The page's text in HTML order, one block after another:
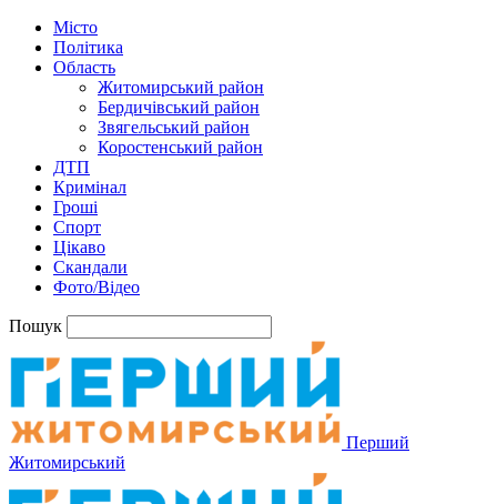
Місто
Політика
Область
Житомирський район
Бердичівський район
Звягельський район
Коростенський район
ДТП
Кримінал
Гроші
Спорт
Цікаво
Скандали
Фото/Відео
Пошук
Перший
Житомирський